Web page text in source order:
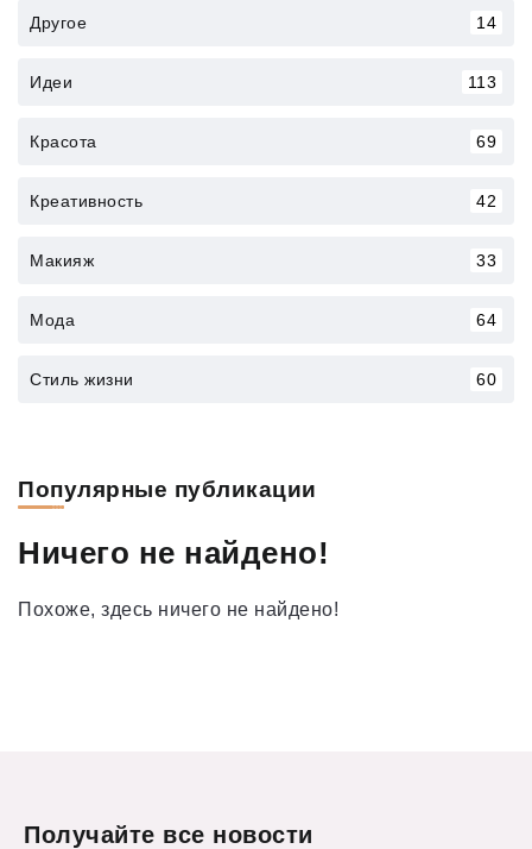
Другое 14
Идеи 113
Красота 69
Креативность 42
Макияж 33
Мода 64
Стиль жизни 60
Популярные публикации
Ничего не найдено!
Похоже, здесь ничего не найдено!
Получайте все новости